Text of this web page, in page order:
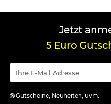
Jetzt
5 Euro
Gutscheine, Neuheiten, uvm.